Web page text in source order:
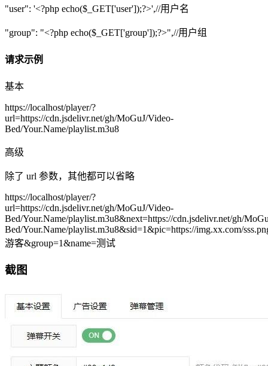
"user": '<?php echo($_GET['user']);?>',//用户名
"group": "<?php echo($_GET['group']);?>",//用户组
请求示例
基本
https://localhost/player/?
url=https://cdn.jsdelivr.net/gh/MoGuJ/Video-
Bed/Your.Name/playlist.m3u8
高级
除了 url 参数，其他都可以省略
https://localhost/player/?
url=https://cdn.jsdelivr.net/gh/MoGuJ/Video-
Bed/Your.Name/playlist.m3u8&next=https://cdn.jsdelivr.net/gh/
Bed/Your.Name/playlist.m3u8&sid=1&pic=https://img.xx.com/
游客&group=1&name=测试
截图